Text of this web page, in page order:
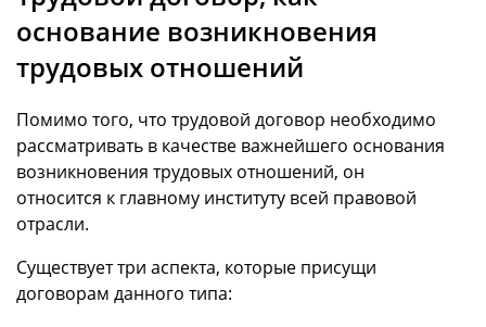
основание возникновения
трудовых отношений
Помимо того, что трудовой договор необходимо
рассматривать в качестве важнейшего основания
возникновения трудовых отношений, он
относится к главному институту всей правовой
отрасли.
Существует три аспекта, которые присущи
договорам данного типа: